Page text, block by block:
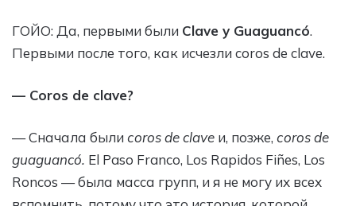
ГОЙО: Да, первыми были Clave y Guaguancó.
Первыми после того, как исчезли сoros de clave.
— Coros de clave?
— Сначала были сoros de clave и, позже, сoros de
guaguancó. El Paso Franco, Los Rapidos Fiñes, Los
Roncos — была масса групп, и я не могу их всех